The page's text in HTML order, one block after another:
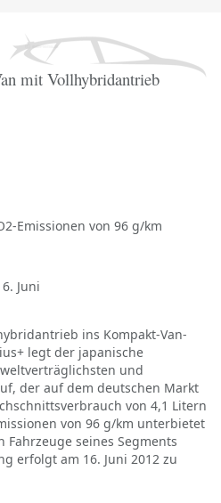
mit Vollhybridantrieb
Emissionen von 96 g/km
Juni
ins Kompakt-Van-
legt der japanische
und
der auf dem deutschen Markt
von 4,1 Litern
von 96 g/km unterbietet
seines Segments
erfolgt am 16. Juni 2012 zu